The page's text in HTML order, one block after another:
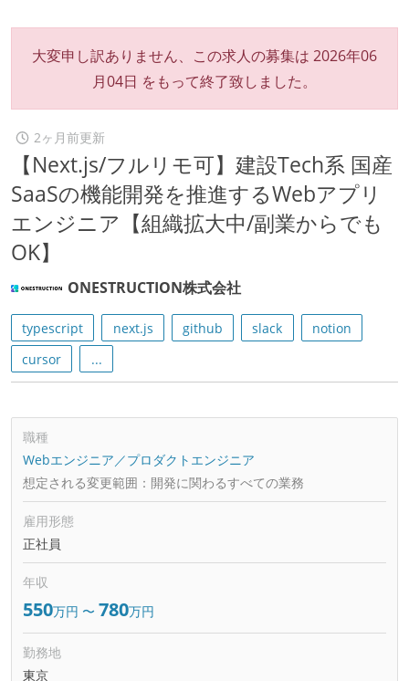
大変申し訳ありません、この求人の募集は 2026年06
月04日 をもって終了致しました。
2ヶ月前更新
【Next.js/フルリモ可】建設Tech系 国産
SaaSの機能開発を推進するWebアプリ
エンジニア【組織拡大中/副業からでも
OK】
ONESTRUCTION株式会社
typescript next.js github slack
notion
cursor
...
職種
Webエンジニア／プロダクトエンジニア
想定される変更範囲： 開発に関わるすべての業務
雇用形態
正社員
年収
550万円 〜 780万円
勤務地
東京